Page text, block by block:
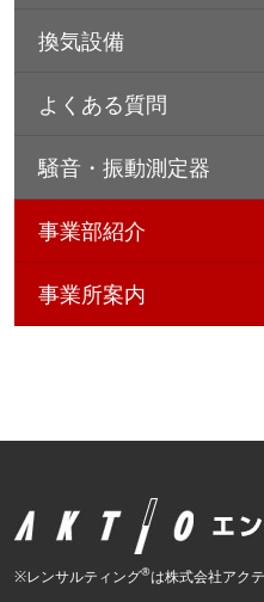
換気設備
よくある質問
騒音・振動測定器
事業部紹介
事業所案内
※レンサルティング®は株式会社アク